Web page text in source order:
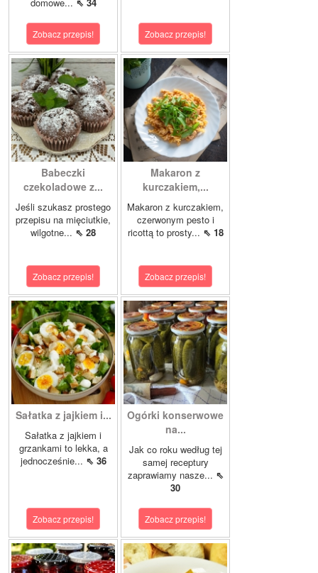
domowe... ⇖ 34
Zobacz przepis! Zobacz przepis!
Babeczki
czekoladowe z...
Jeśli szukasz prostego
przepisu na mięciutkie,
wilgotne... ⇖ 28
Zobacz przepis!
Makaron z
kurczakiem,...
Makaron z kurczakiem,
czerwonym pesto i
ricottą to prosty... ⇖ 18
Zobacz przepis!
Sałatka z jajkiem i...
Sałatka z jajkiem i
grzankami to lekka, a
jednocześnie... ⇖ 36
Zobacz przepis!
Ogórki konserwowe
na...
Jak co roku według tej
samej receptury
zaprawiamy nasze... ⇖
30
Zobacz przepis!